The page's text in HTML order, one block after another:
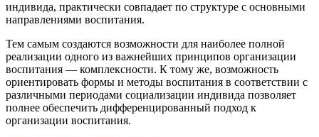
индивида, практически совпадает по структуре с основными
направлениями воспитания.
Тем самым создаются возможности для наиболее полной
реализации одного из важнейших принципов организации
воспитания — комплексности. К тому же, возможность
ориентировать формы и методы воспитания в соответствии с
различными периодами социализации индивида позволяет
полнее обеспечить дифференцированный подход к
организации воспитания.